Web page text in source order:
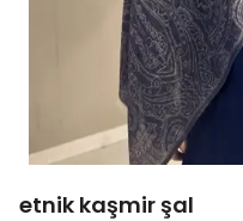
etnik kaşmir şal